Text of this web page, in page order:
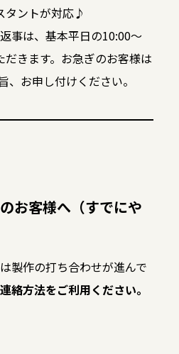
タントが対応♪
事は、基本平日の10:00～
きます。お急ぎのお客様は
、お申し付けください。
お客様へ（すでにや
製作の打ち合わせが進んで
絡方法をご利用ください。